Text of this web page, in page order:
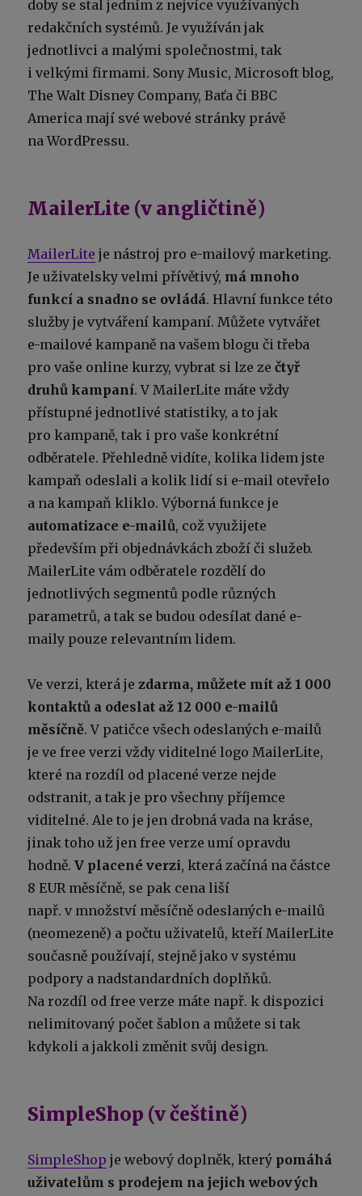
doby se stal jedním z nejvíce využívaných
redakčních systémů. Je využíván jak
jednotlivci a malými společnostmi, tak
i velkými firmami. Sony Music, Microsoft blog,
The Walt Disney Company, Baťa či BBC
America mají své webové stránky právě
na WordPressu.
MailerLite (v angličtině)
MailerLite je nástroj pro e-mailový marketing.
Je uživatelsky velmi přívětivý, má mnoho
funkcí a snadno se ovládá. Hlavní funkce této
služby je vytváření kampaní. Můžete vytvářet
e-mailové kampaně na vašem blogu či třeba
pro vaše online kurzy, vybrat si lze zečtyř
druhů kampaní. V MailerLite máte vždy
přístupné jednotlivé statistiky, a to jak
pro kampaně, tak i pro vaše konkrétní
odběratele. Přehledně vidíte, kolika lidem jste
kampaň odeslali a kolik lidí si e-mail otevřelo
a na kampaň kliklo. Výborná funkce je
automatizace e-mailů, což využijete
především při objednávkách zboží či služeb.
MailerLite vám odběratele rozdělí do
jednotlivých segmentů podle různých
parametrů, a tak se budou odesílat dané e-
maily pouze relevantním lidem.
Ve verzi, která je zdarma, můžete mít až 1 000
kontaktů a odeslat až 12 000 e-mailů
měsíčně. V patičce všech odeslaných e-mailů
je ve free verzi vždy viditelné logo MailerLite,
které na rozdíl od placené verze nejde
odstranit, a tak je pro všechny příjemce
viditelné. Ale to je jen drobná vada na kráse,
jinak toho už jen free verze umí opravdu
hodně.V placené verzi, která začíná na částce
8 EUR měsíčně, se pak cena liší
např. v množství měsíčně odeslaných e-mailů
(neomezeně) a počtu uživatelů, kteří MailerLite
současně používají, stejně jako v systému
podpory a nadstandardních doplňků.
Na rozdíl od free verze máte např. k dispozici
nelimitovaný počet šablon a můžete si tak
kdykoli a jakkoli změnit svůj design.
SimpleShop (v češtině)
SimpleShop je webový doplněk, který pomáhá
uživatelům s prodejem na jejich webových